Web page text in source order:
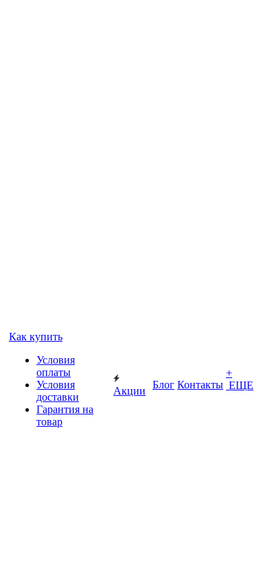
Как купить
Условия
оплаты
Условия
доставки
Гарантия на
товар
Акции
Блог Контакты
+
ЕЩЕ